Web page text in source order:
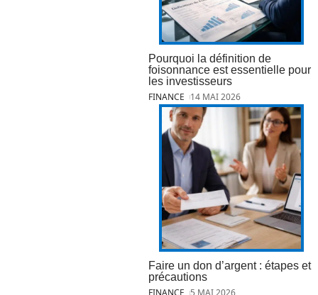
Pourquoi la définition de
foisonnance est essentielle pour
les investisseurs
FINANCE 14 MAI 2026
Faire un don d’argent : étapes et
précautions
FINANCE 5 MAI 2026